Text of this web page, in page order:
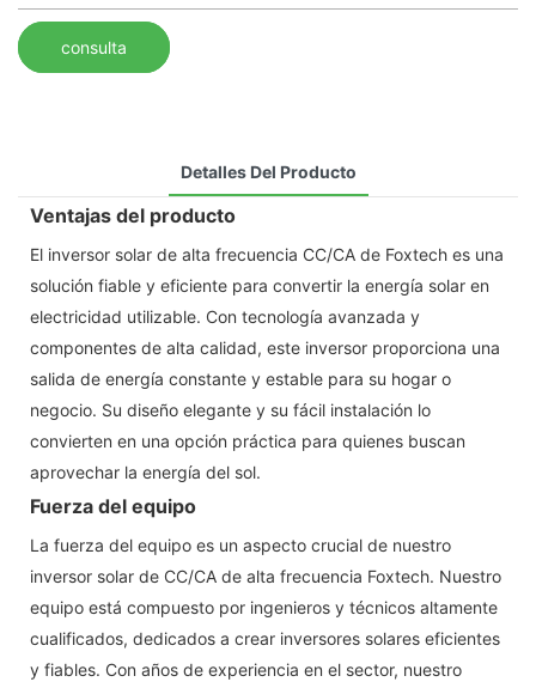
consulta
Detalles Del Producto
Ventajas del producto
El inversor solar de alta frecuencia CC/CA de Foxtech es una
solución fiable y eficiente para convertir la energía solar en
electricidad utilizable. Con tecnología avanzada y
componentes de alta calidad, este inversor proporciona una
salida de energía constante y estable para su hogar o
negocio. Su diseño elegante y su fácil instalación lo
convierten en una opción práctica para quienes buscan
aprovechar la energía del sol.
Fuerza del equipo
La fuerza del equipo es un aspecto crucial de nuestro
inversor solar de CC/CA de alta frecuencia Foxtech. Nuestro
equipo está compuesto por ingenieros y técnicos altamente
cualificados, dedicados a crear inversores solares eficientes
y fiables. Con años de experiencia en el sector, nuestro